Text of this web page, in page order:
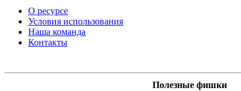
О ресурсе
Условия использования
Наша команда
Контакты
Полезные фишки